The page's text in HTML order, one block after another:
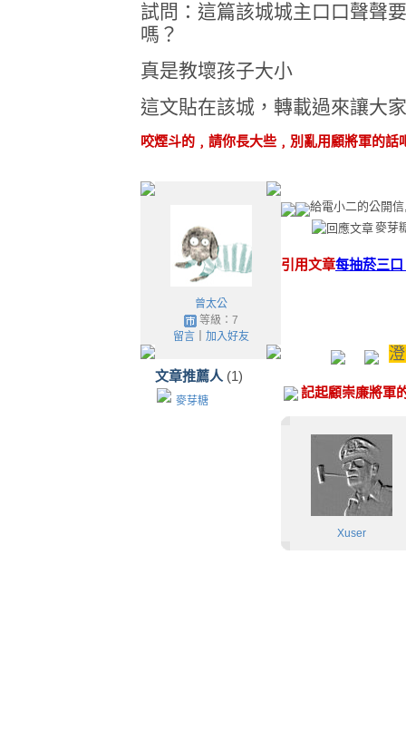
試問：這篇該城城主口口聲聲
嗎？
真是教壞孩子大小
這文貼在該城，轉載過來讓大
咬煙斗的﹐請你長大些﹐別亂用顧將軍的話
曾太公
等級：7
留言｜ 加入好友
文章推薦人 (1)
麥芽糖
給電小二的公開
麥芽
引用文章每抽菸三
記起顧崇廉將軍
Xuser